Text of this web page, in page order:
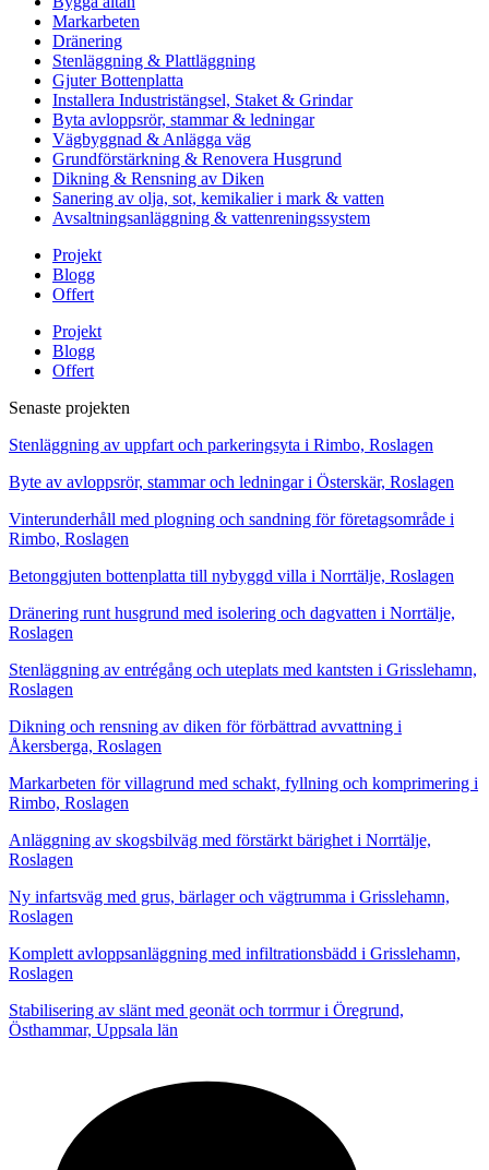
Markarbeten
Dränering
Stenläggning & Plattläggning
Gjuter Bottenplatta
Installera Industristängsel, Staket & Grindar
Byta avloppsrör, stammar & ledningar
Vägbyggnad & Anlägga väg
Grundförstärkning & Renovera Husgrund
Dikning & Rensning av Diken
Sanering av olja, sot, kemikalier i mark & vatten
Avsaltningsanläggning & vattenreningssystem
Projekt
Blogg
Offert
Projekt
Blogg
Offert
Senaste projekten
Stenläggning av uppfart och parkeringsyta i Rimbo, Roslagen
Byte av avloppsrör, stammar och ledningar i Österskär, Roslagen
Vinterunderhåll med plogning och sandning för företagsområde i
Rimbo, Roslagen
Betonggjuten bottenplatta till nybyggd villa i Norrtälje, Roslagen
Dränering runt husgrund med isolering och dagvatten i Norrtälje,
Roslagen
Stenläggning av entrégång och uteplats med kantsten i Grisslehamn,
Roslagen
Dikning och rensning av diken för förbättrad avvattning i
Åkersberga, Roslagen
Markarbeten för villagrund med schakt, fyllning och komprimering i
Rimbo, Roslagen
Anläggning av skogsbilväg med förstärkt bärighet i Norrtälje,
Roslagen
Ny infartsväg med grus, bärlager och vägtrumma i Grisslehamn,
Roslagen
Komplett avloppsanläggning med infiltrationsbädd i Grisslehamn,
Roslagen
Stabilisering av slänt med geonät och torrmur i Öregrund,
Östhammar, Uppsala län